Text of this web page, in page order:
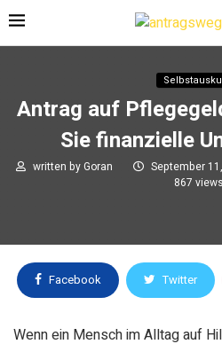
Antrag auf
Sie finanzielle
written byGoran September
867 views
Facebook Twitter
Wenn ein Mensch im Alltag auf